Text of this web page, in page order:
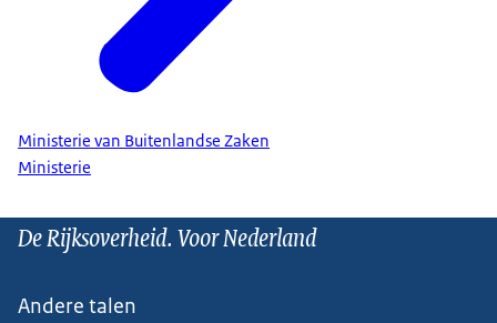
Ministerie van Buitenlandse Zaken
Ministerie
De Rijksoverheid. Voor Nederland
Andere talen